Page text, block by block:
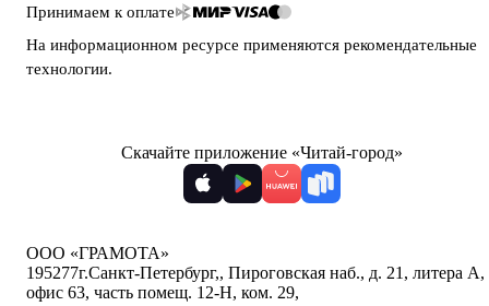
Принимаем к оплате
На информационном ресурсе применяются рекомендательные
технологии.
Скачайте приложение «Читай-город»
ООО «ГРАМОТА»
195277г.Санкт-Петербург,, Пироговская наб., д. 21, литера А,
офис 63, часть помещ. 12-Н, ком. 29,